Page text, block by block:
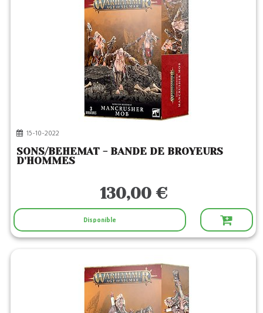
15-10-2022
SONS/BEHEMAT - BANDE DE BROYEURS
D'HOMMES
130,00 €
Disponible